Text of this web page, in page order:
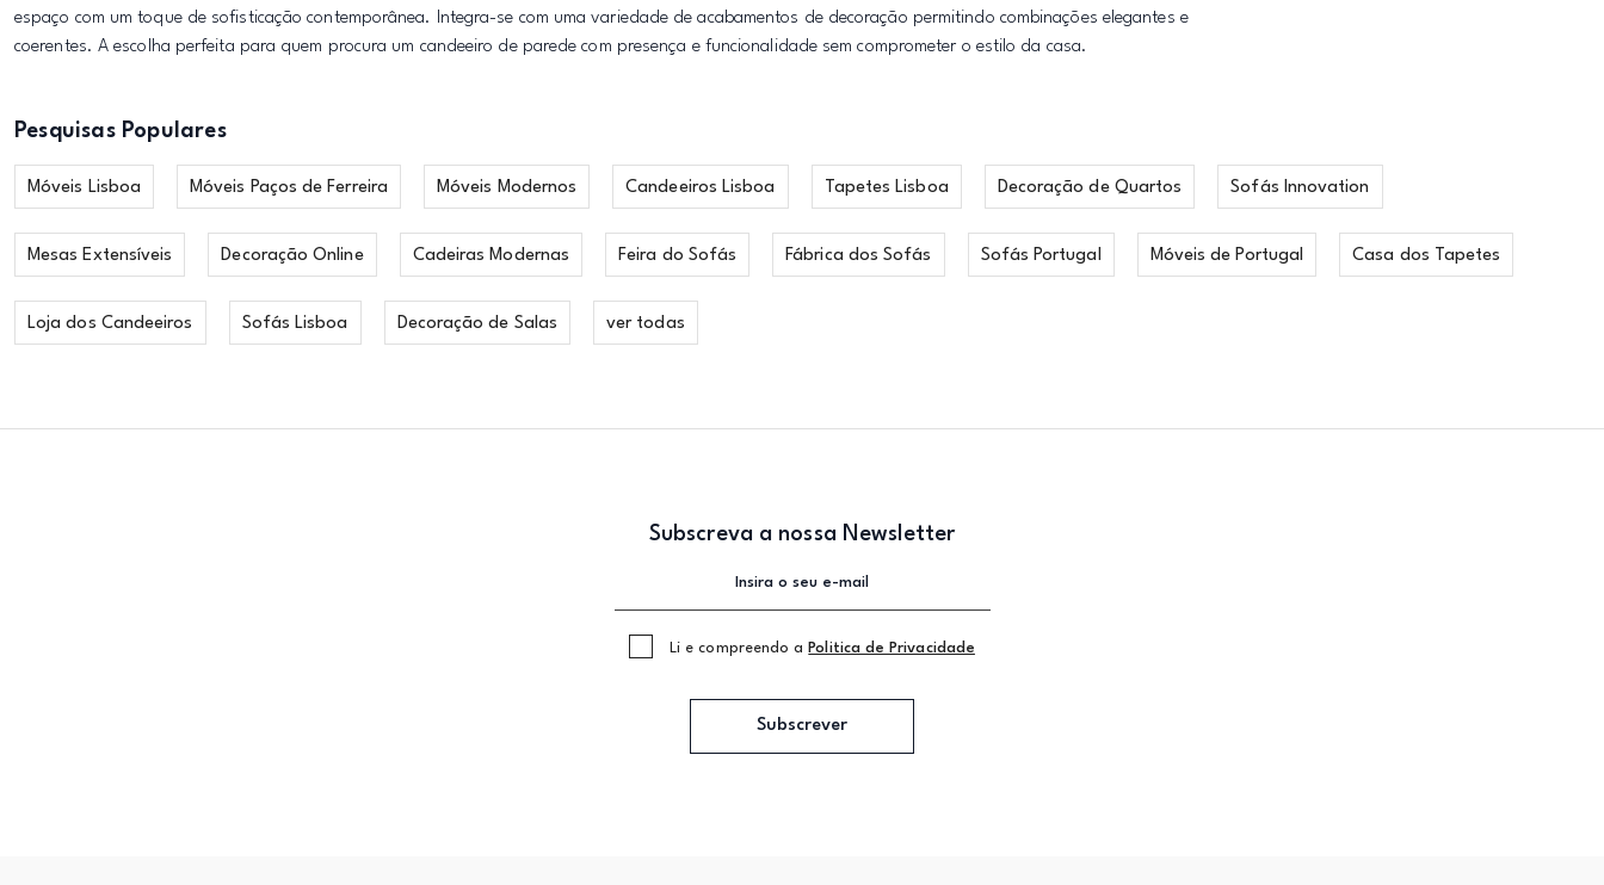
espaço com um toque de sofisticação contemporânea. Integra-se com uma variedade de acabamentos de decoração permitindo combinações elegantes e
coerentes. A escolha perfeita para quem procura um candeeiro de parede com presença e funcionalidade sem comprometer o estilo da casa.
Pesquisas Populares
Móveis Lisboa Móveis Paços de Ferreira Móveis Modernos Candeeiros Lisboa Tapetes Lisboa Decoração de Quartos Sofás Innovation
Mesas Extensíveis Decoração Online Cadeiras Modernas Feira do Sofás Fábrica dos Sofás Sofás Portugal Móveis de Portugal Casa dos Tapetes
Loja dos Candeeiros Sofás Lisboa Decoração de Salas ver todas
Subscreva a nossa Newsletter
Li e compreendo a Politica de Privacidade
Subscrever